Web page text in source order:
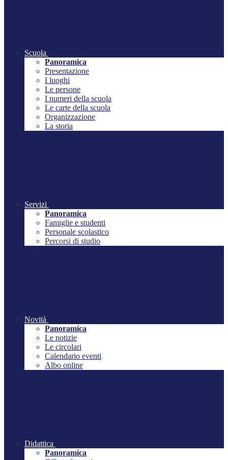
Scuola
Panoramica
Presentazione
I luoghi
Le persone
I numeri della scuola
Le carte della scuola
Organizzazione
La storia
Servizi
Panoramica
Famiglie e studenti
Personale scolastico
Percorsi di studio
Novità
Panoramica
Le notizie
Le circolari
Calendario eventi
Albo online
Didattica
Panoramica